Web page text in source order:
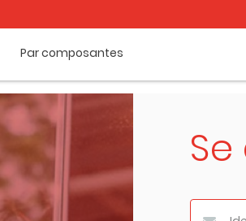
Par composantes